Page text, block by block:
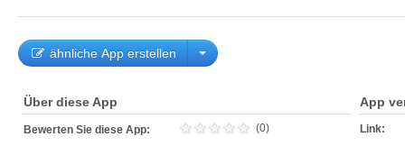
ähnliche App erstellen
Über diese App
Bewerten Sie diese App: (0)
App
Link: